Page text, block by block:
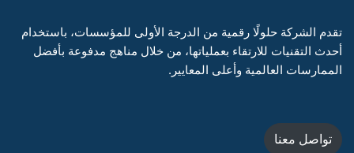
تقدم الشركة حلولًا رقمية من الدرجة الأولى للمؤسسات، باستخدام
أحدث التقنيات للارتقاء بعملياتها، من خلال مناهج مدفوعة بأفضل
الممارسات العالمية وأعلى المعايير.
تواصل معنا​